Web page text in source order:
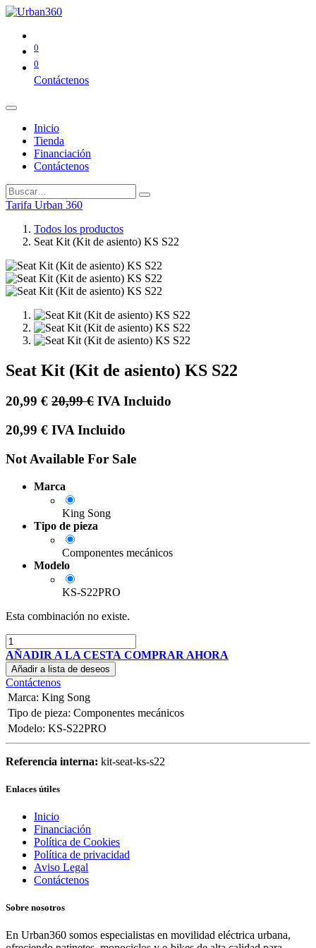
0
0
Contáctenos
Inicio
Tienda
Financiación
Contáctenos
Tarifa Urban 360
Todos los productos
Seat Kit (Kit de asiento) KS S22
Seat Kit (Kit de asiento) KS S22
20,99 € 20,99€ IVA Incluido
20,99 € IVA Incluido
Not Available For Sale
Marca
King Song
Tipo de pieza
Componentes mecánicos
Modelo
KS-S22PRO
Esta combinación no existe.
AÑADIR A LA CESTA COMPRAR AHORA
Añadir a lista de deseos
Contáctenos
Marca: King Song
Tipo de pieza: Componentes mecánicos
Modelo: KS-S22PRO
Referencia interna: kit-seat-ks-s22
Enlaces útiles
Inicio
Financiación
Política de Cookies
Política de privacidad
Aviso Legal
Contáctenos
Sobre nosotros
En Urban360 somos especialistas en movilidad eléctrica urbana,